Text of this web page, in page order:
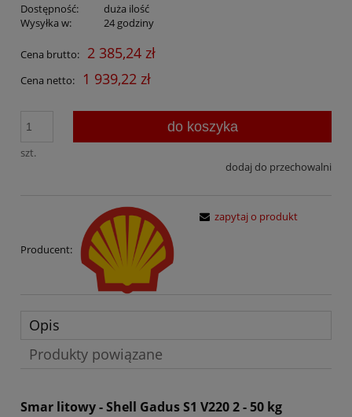
Dostępność:
duża ilość
Wysyłka w:
24 godziny
Cena brutto: 2 385,24 zł
Cena netto: 1 939,22 zł
szt.
do koszyka
dodaj do przechowalni
Producent:
zapytaj o produkt
Opis
Produkty powiązane
Smar litowy - Shell Gadus S1 V220 2 - 50 kg